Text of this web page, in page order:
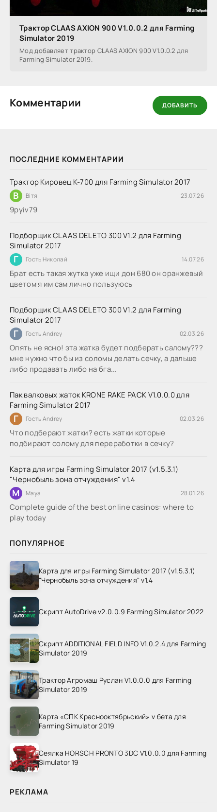
ПОСЛЕДНИЕ КОММЕНТАРИИ
Трактор Кировец К-700 для Farming Simulator 2017
В Вітя 23.07.26
9руіv79
Подборщик CLAAS DELETO 300 V1.2 для Farming
Simulator 2017
Г Гость Николай 14.07.26
Брат есть такая жутка уже ищи дон 680 он оранжевый
цветом я им сам лично пользуюсь
Подборщик CLAAS DELETO 300 V1.2 для Farming
Simulator 2017
Г Гость Andrey 02.03.26
Опять не ясно! эта жатка будет подберать салому???
мне нужно что бы из соломы делать сечку, а дальше
либо продавать либо на бга...
Пак валковых жаток KRONE RAKE PACK V1.0.0.0 для
Farming Simulator 2017
Г Гость Andrey 02.03.26
Что подберают жатки? есть жатки которые
подбирают солому для переработки в сечку?
Карта для игры Farming Simulator 2017 (v1.5.3.1)
"Чернобыль зона отчуждения" v1.4
M Maya 28.01.26
Complete guide of the best online casinos: where to
play today
Трактор CLAAS AXION 900 V1.0.0.2 для Farming
Simulator 2019
Мод добавляет трактор CLAAS AXION 900 V1.0.0.2 для
Farming Simulator 2019.
Комментарии ДОБАВИТЬ
ПОПУЛЯРНОЕ
Карта для игры Farming Simulator 2017 (v1.5.3.1)
"Чернобыль зона отчуждения" v1.4
Скрипт AutoDrive v2.0.0.9 Farming Simulator 2022
Скрипт ADDITIONAL FIELD INFO V1.0.2.4 для Farming
Simulator 2019
Трактор Агромаш Руслан V1.0.0.0 для Farming
Simulator 2019
Карта «СПК Краснооктябрьский» v бета для
Farming Simulator 2019
Сеялка HORSCH PRONTO 3DC V1.0.0.0 для Farming
Simulator 19
РЕКЛАМА